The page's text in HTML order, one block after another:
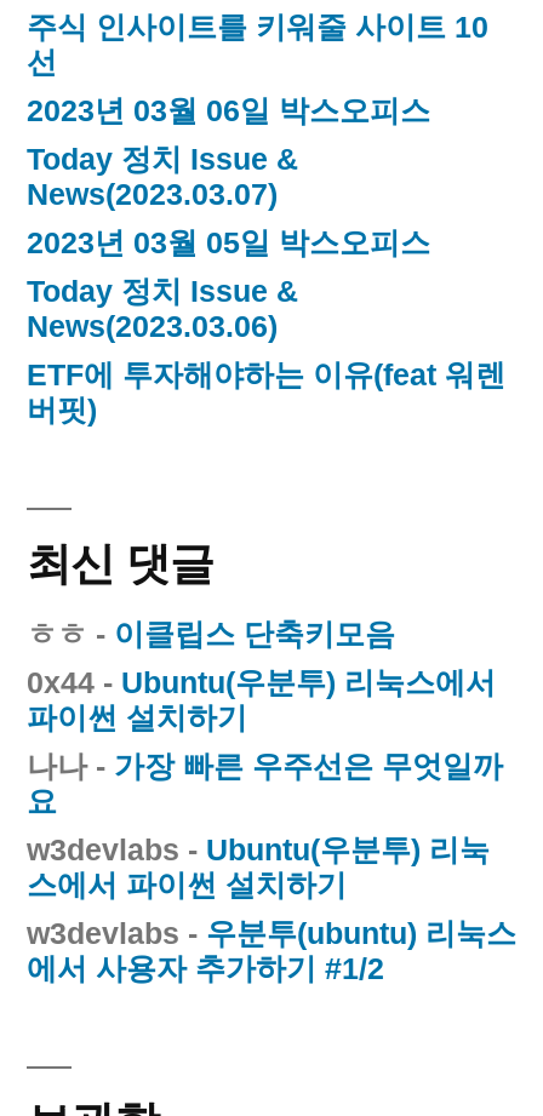
주식 인사이트를 키워줄 사이트 10
선
2023년 03월 06일 박스오피스
Today 정치 Issue &
News(2023.03.07)
2023년 03월 05일 박스오피스
Today 정치 Issue &
News(2023.03.06)
ETF에 투자해야하는 이유(feat 워렌
버핏)
최신 댓글
ㅎㅎ - 이클립스 단축키모음
0x44 - Ubuntu(우분투) 리눅스에서
파이썬 설치하기
나나- 가장 빠른 우주선은 무엇일까
요
w3devlabs - Ubuntu(우분투) 리눅
스에서 파이썬 설치하기
w3devlabs - 우분투(ubuntu) 리눅스
에서 사용자 추가하기 #1/2